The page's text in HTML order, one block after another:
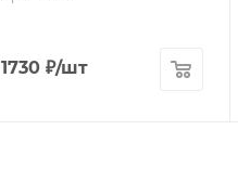
1730 ₽/шт